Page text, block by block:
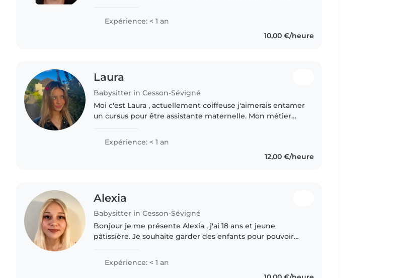
stage en..
Expérience: < 1 an
10,00 €/heure
Laura
Babysitter in Cesson-Sévigné
Moi c'est Laura , actuellement coiffeuse j'aimerais entamer
un cursus pour être assistante maternelle. Mon métier
Expérience: < 1 an
12,00 €/heure
Alexia
Babysitter in Cesson-Sévigné
Bonjour je me présente Alexia , j'ai 18 ans et jeune
pâtissière. Je souhaite garder des enfants pour pouvoir
famille !
Expérience: < 1 an